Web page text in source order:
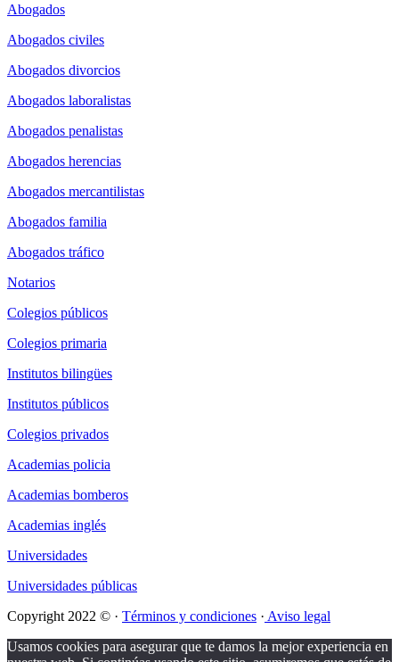
Abogados
Abogados civiles
Abogados divorcios
Abogados laboralistas
Abogados penalistas
Abogados herencias
Abogados mercantilistas
Abogados familia
Abogados tráfico
Notarios
Colegios públicos
Colegios primaria
Institutos bilingües
Institutos públicos
Colegios privados
Academias policia
Academias bomberos
Academias inglés
Universidades
Universidades públicas
Copyright 2022 © · Términos y condiciones · Aviso legal
Usamos cookies para asegurar que te damos la mejor experiencia en